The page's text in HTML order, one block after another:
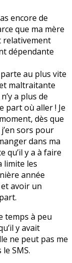
encore de
que ma mère
relativement
dépendante
au plus vite
maltraitante
a plus de
part où aller ! Je
dès que
sors pour
dans ma
qu’il y a à faire
limite les
année
avoir un
temps à peu
y avait
ne peut pas me
SMS.